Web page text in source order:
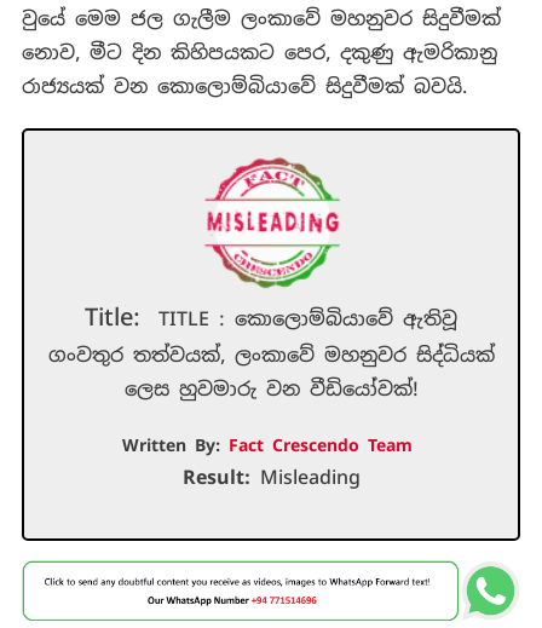
වුයේ මෙම ජල ගැලීම ලංකාවේ මහනුවර සිදුවීමක්
නොව, මීට දින කිහිපයකට පෙර, දකුණු ඇමරිකානු
රාජ්‍යයක් වන කොලොම්බියාවේ සිදුවීමක් බවයි.
Title:
TITLE : කොලොම්බියාවේ ඇතිවූ
ගංවතුර තත්වයක්, ලංකාවේ මහනුවර සිද්ධියක්
ලෙස හුවමාරු වන වීඩියෝවක්!
Written By: Fact Crescendo Team
Result: Misleading